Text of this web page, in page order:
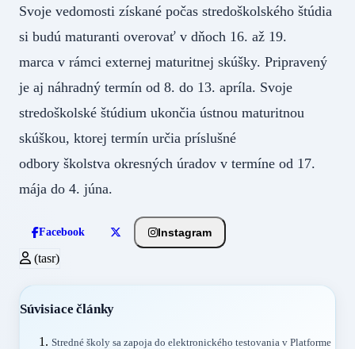
Svoje vedomosti získané počas stredoškolského štúdia
si budú maturanti overovať v dňoch 16. až 19.
marca v rámci externej maturitnej skúšky. Pripravený
je aj náhradný termín od 8. do 13. apríla. Svoje
stredoškolské štúdium ukončia ústnou maturitnou
skúškou, ktorej termín určia príslušné
odbory školstva okresných úradov v termíne od 17.
mája do 4. júna.
Facebook Instagram
(tasr)
Súvisiace články
Stredné školy sa zapoja do elektronického testovania v Platforme